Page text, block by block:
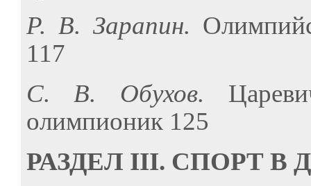
Р. В. Зарапин.
117
С. В. Обухов.
олимпионик 125
РАЗДЕЛ III. СПОРТ В